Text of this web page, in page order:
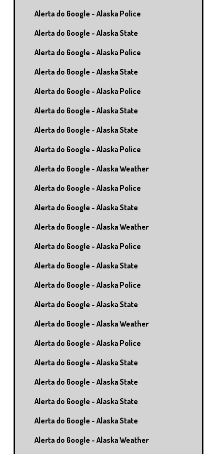
Alerta do Google - Alaska Police
Alerta do Google - Alaska State
Alerta do Google - Alaska Police
Alerta do Google - Alaska State
Alerta do Google - Alaska Police
Alerta do Google - Alaska State
Alerta do Google - Alaska State
Alerta do Google - Alaska Police
Alerta do Google - Alaska Weather
Alerta do Google - Alaska Police
Alerta do Google - Alaska State
Alerta do Google - Alaska Weather
Alerta do Google - Alaska Police
Alerta do Google - Alaska State
Alerta do Google - Alaska Police
Alerta do Google - Alaska State
Alerta do Google - Alaska Weather
Alerta do Google - Alaska Police
Alerta do Google - Alaska State
Alerta do Google - Alaska State
Alerta do Google - Alaska State
Alerta do Google - Alaska State
Alerta do Google - Alaska Weather